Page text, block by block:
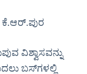
ಕೆ.ಆರ್‌.ಪುರ
ವಿಶ್ವಾಸವನ್ನು
ಬಸ್‌ಗಳಲ್ಲಿ